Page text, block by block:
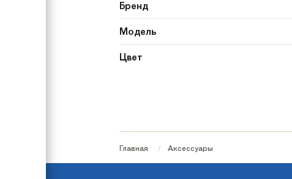
Бренд
Модель
Цвет
Главная Аксессуары